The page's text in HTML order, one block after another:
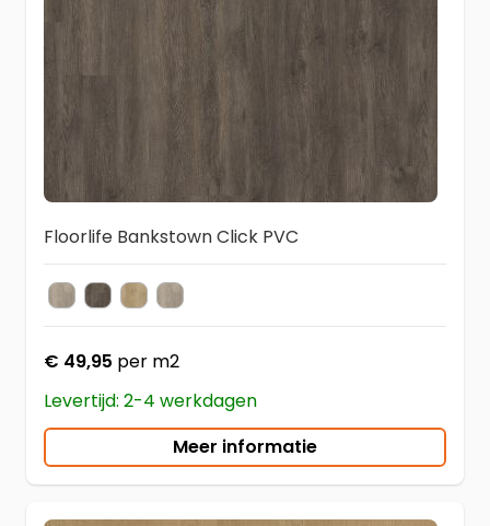
Floorlife Bankstown Click PVC
KleurLight GreyDark GreyNatural Oak
Grey
€ 49,95 per m2
Levertijd: 2-4 werkdagen
Meer informatie